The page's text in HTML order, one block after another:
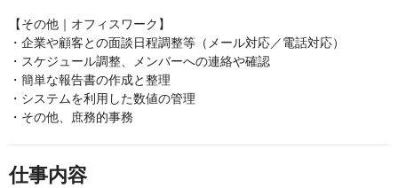
【その他｜オフィスワーク】
・企業や顧客との面談日程調整等（メール対応／電話対応）
・スケジュール調整、メンバーへの連絡や確認
・簡単な報告書の作成と整理
・システムを利用した数値の管理
・その他、庶務的事務
仕事内容